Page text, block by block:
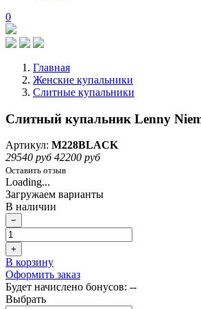
0
Главная
Женские купальники
Слитные купальники
Слитный купальник Lenny
Артикул: M228BLACK
29540 руб 42200 руб
Оставить отзыв
Loading...
Загружаем варианты
В наличии
−
+
В корзину
Оформить заказ
Будет начислено бонусов: --
Выбрать